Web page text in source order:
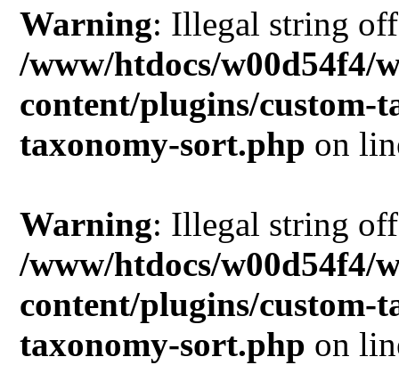
Warning: Illegal string
/www/htdocs/w00d54f4/
content/plugins/custom-
taxonomy-sort.php on
Warning: Illegal string
/www/htdocs/w00d54f4/
content/plugins/custom-
taxonomy-sort.php on